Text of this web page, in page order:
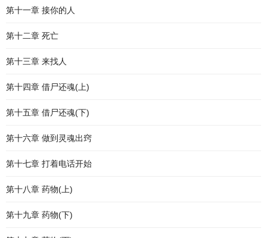
第十一章 接你的人
第十二章 死亡
第十三章 来找人
第十四章 借尸还魂(上)
第十五章 借尸还魂(下)
第十六章 做到灵魂出窍
第十七章 打着电话开始
第十八章 药物(上)
第十九章 药物(下)